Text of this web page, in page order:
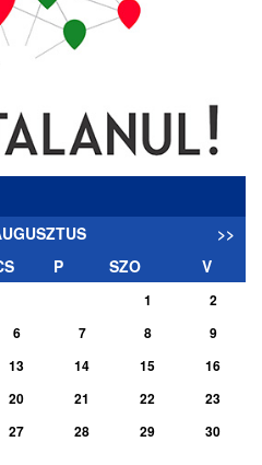
>>
P SZO V
1
2
6 7 8
9
13 14 15
16
20 21 22
23
27 28 29
30